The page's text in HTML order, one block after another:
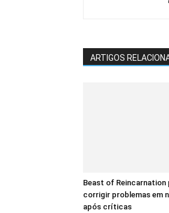
ARTIGOS
Beast of Reincarnation
corrigir problemas em
após críticas